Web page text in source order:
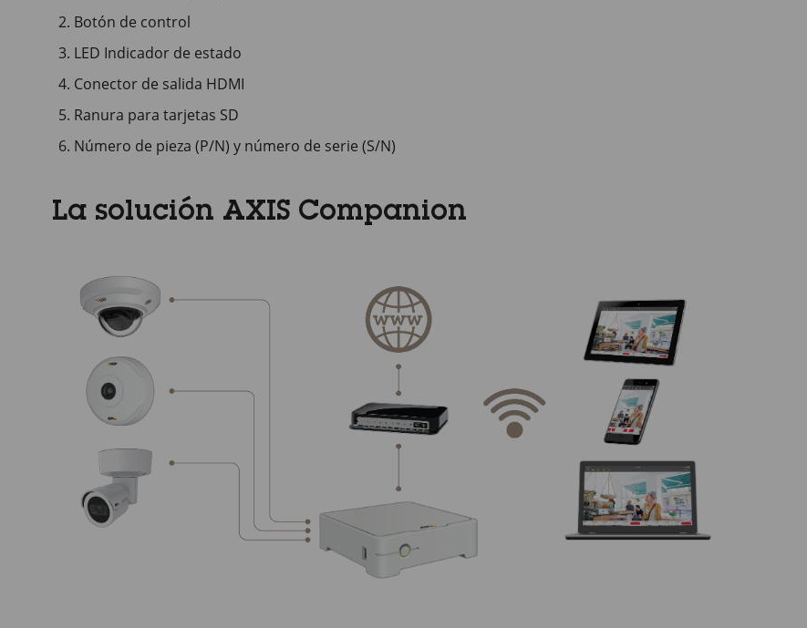
Botón de control
LED Indicador de estado
Conector de salida HDMI
Ranura para tarjetas SD
Número de pieza (P/N) y número de serie (S/N)
La solución AXIS Companion